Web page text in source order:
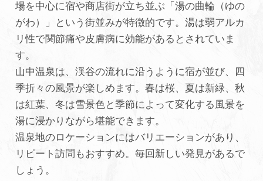
場を中心に宿や商店街が立ち並ぶ「湯の曲輪（ゆの
がわ）」という街並みが特徴的です。湯は弱アルカ
リ性で関節痛や皮膚病に効能があるとされていま
す。
山中温泉は、渓谷の流れに沿うように宿が並び、四
季折々の風景が楽しめます。春は桜、夏は新緑、秋
は紅葉、冬は雪景色と季節によって変化する風景を
湯に浸かりながら堪能できます。
温泉地のロケーションにはバリエーションがあり、
リピート訪問もおすすめ。毎回新しい発見があるで
しょう。